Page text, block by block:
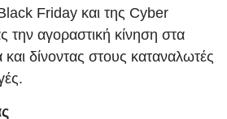
Friday και της Cyber
την αγοραστική κίνηση στα
δίνοντας στους καταναλωτές